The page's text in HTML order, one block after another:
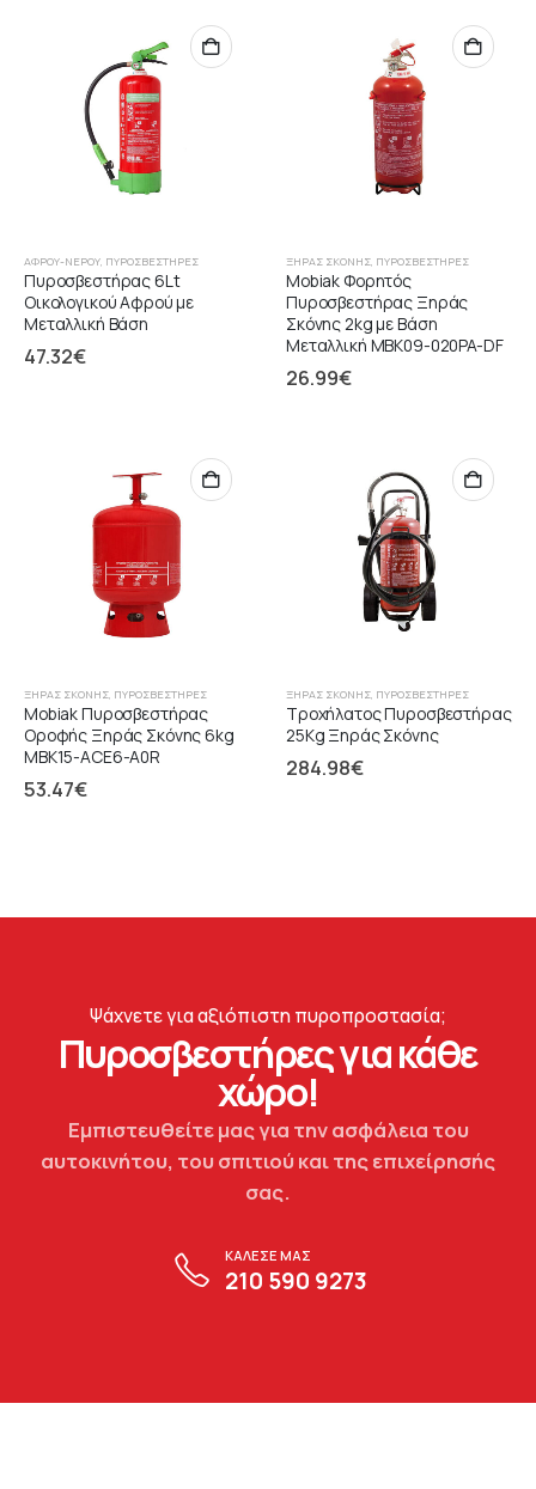
ΑΦΡΟΎ-ΝΕΡΟΎ, ΠΥΡΟΣΒΕΣΤΉΡΕΣ
Πυροσβεστήρας 6Lt
Οικολογικού Αφρού με
Μεταλλική Βάση
47.32€
ΞΉΡΑΣ ΣΚΌΝΗΣ, ΠΥΡΟΣΒΕΣΤΉΡΕΣ
Mobiak Φορητός
Πυροσβεστήρας Ξηράς
Σκόνης 2kg με Βάση
Μεταλλική MBK09-020PA-DF
26.99€
ΞΉΡΑΣ ΣΚΌΝΗΣ, ΠΥΡΟΣΒΕΣΤΉΡΕΣ
Mobiak Πυροσβεστήρας
Οροφής Ξηράς Σκόνης 6kg
MBK15-ACE6-A0R
53.47€
ΞΉΡΑΣ ΣΚΌΝΗΣ, ΠΥΡΟΣΒΕΣΤΉΡΕΣ
Τροχήλατος Πυροσβεστήρας
25Kg Ξηράς Σκόνης
284.98€
Ψάχνετε για αξιόπιστη πυροπροστασία;
Πυροσβεστήρες για κάθε
χώρο!
Εμπιστευθείτε μας για την ασφάλεια του
αυτοκινήτου, του σπιτιού και της επιχείρησής
σας.
ΚΑΛΕΣΕ ΜΑΣ
210 590 9273